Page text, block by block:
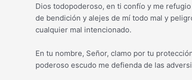
Dios todopoderoso, en ti confío y me
de bendición y alejes de mí todo mal y
cualquier mal intencionado.
En tu nombre, Señor, clamo por tu
poderoso escudo me defienda de las